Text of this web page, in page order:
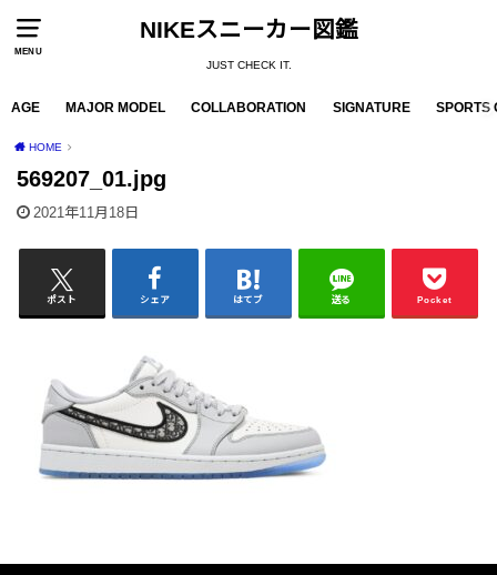
MENU
NIKEスニーカー図鑑
JUST CHECK IT.
AGE MAJOR MODEL COLLABORATION SIGNATURE SPORTS
HOME
569207_01.jpg
2021年11月18日
ポスト シェア はてブ 送る Pocket